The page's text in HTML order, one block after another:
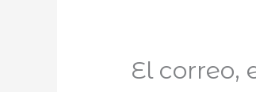
El correo,